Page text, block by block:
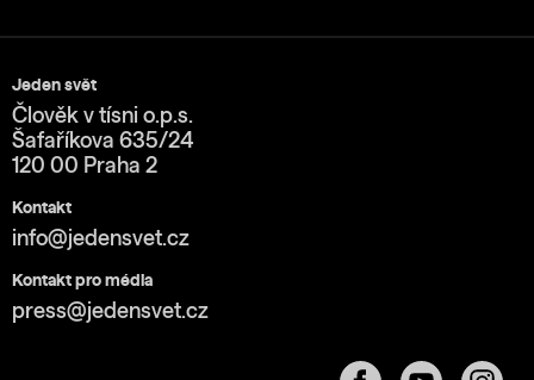
Jeden svět
Člověk v tísni o.p.s.
Šafaříkova 635/24
120 00 Praha 2
Kontakt
info@jedensvet.cz
Kontakt pro média
press@jedensvet.cz